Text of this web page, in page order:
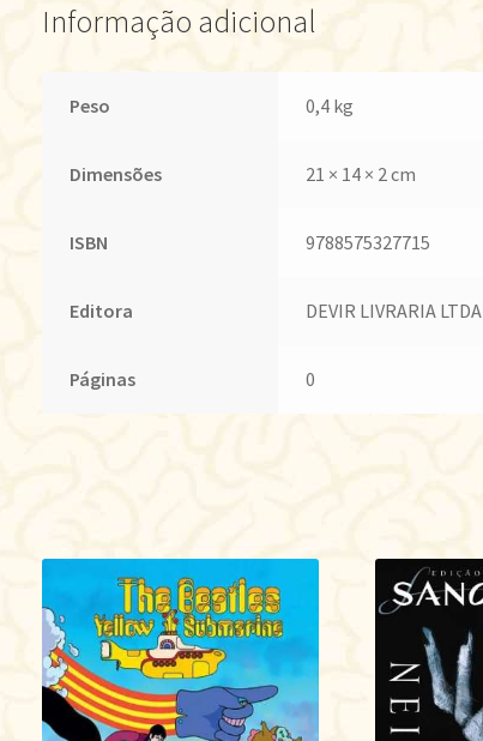
Informação adicional
Peso 0,4 kg
Dimensões 21 × 14 × 2 cm
ISBN 9788575327715
Editora DEVIR LIVRARIA LTDA
Páginas 0